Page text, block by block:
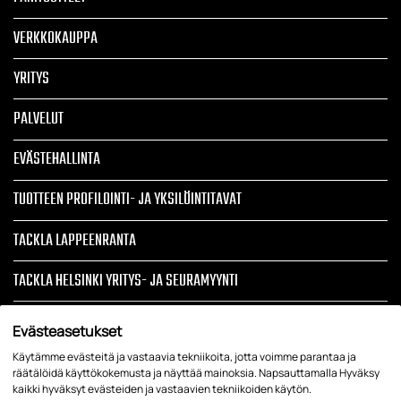
VERKKOKAUPPA
YRITYS
PALVELUT
EVÄSTEHALLINTA
TUOTTEEN PROFILOINTI- JA YKSILÖINTITAVAT
TACKLA LAPPEENRANTA
TACKLA HELSINKI YRITYS- JA SEURAMYYNTI
TIETOSUOJASELOSTE JA REKISTERISELOSTE
ARTIKKELIT
YRITYSTEKSTIILIT, LIIKELAHJAT, TYÖVAATTEET, TAPAHTUMATUOTTEET
Evästeasetukset
Käytämme evästeitä ja vastaavia tekniikoita, jotta voimme parantaa ja
räätälöidä käyttökokemusta ja näyttää mainoksia. Napsauttamalla Hyväksy
kaikki hyväksyt evästeiden ja vastaavien tekniikoiden käytön.